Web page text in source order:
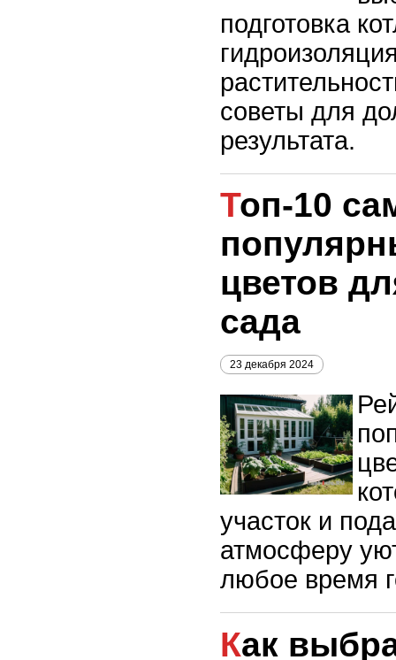
подготовка
советы для
результата.
Топ-10 самых
цветов
сада
23 декабря 2024
участок и
атмосферу
любое время
Как выбрать и